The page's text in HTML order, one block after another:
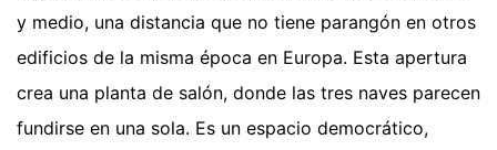
y medio, una distancia que no tiene parangón en otros
edificios de la misma época en Europa. Esta apertura
crea una planta de salón, donde las tres naves parecen
fundirse en una sola. Es un espacio democrático,